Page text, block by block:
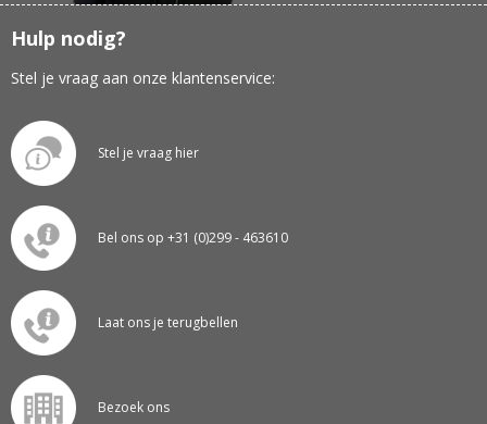
Hulp nodig?
Stel je vraag aan onze klantenservice:
Stel je vraag hier
Bel ons op +31 (0)299 - 463610
Laat ons je terugbellen
Bezoek ons